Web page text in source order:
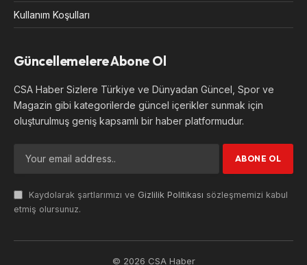
Kullanım Koşulları
Güncellemelere Abone Ol
CSA Haber Sizlere Türkiye ve Dünyadan Güncel, Spor ve
Magazin gibi kategorilerde güncel içerikler sunmak için
oluşturulmuş geniş kapsamlı bir haber platformudur.
Kaydolarak şartlarımızı ve Gizlilik Politikası sözleşmemizi kabul
etmiş olursunuz.
© 2026 CSA Haber